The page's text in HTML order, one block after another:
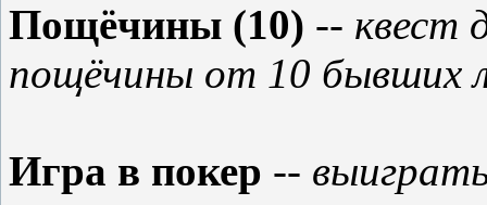
Пощёчины (10) -- квест
пощёчины от 10 бывших
Игра в покер --